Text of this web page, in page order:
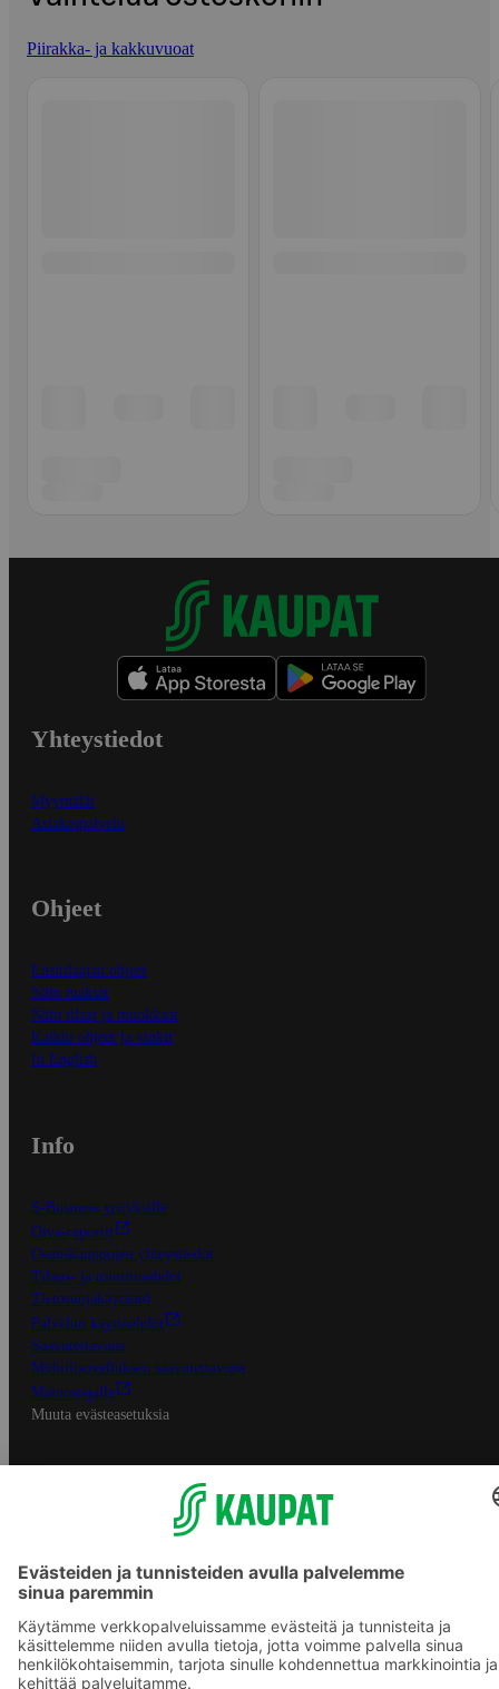
Piirakka- ja kakkuvuoat
Yhteystiedot
Myymälät
Asiakaspalvelu
Ohjeet
Ensitilaajan ohjeet
Näin maksat
Näin tilaat ja muokkaat
Kaikki ohjeet ja vinkit
In English
Info
S-Business yrityksille
Oiva-raportit
Osuuskauppojen yhteystiedot
Tilaus- ja toimitusehdot
Tietosuojakäytäntö
Palvelun käyttöehdot
Saavutettavuus
Mobiilisovelluksen saavutettavuus
Mainostajalle
Muuta evästeasetuksia
S-ryhmän palvelut
S-ryhmä
Asiakasomistajuus
S-ostoslista -sovellus
Prisma.fi